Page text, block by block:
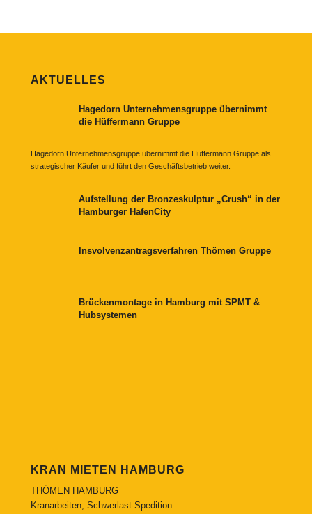
AKTUELLES
Hagedorn Unternehmensgruppe übernimmt
die Hüffermann Gruppe
Hagedorn Unternehmensgruppe übernimmt die Hüffermann Gruppe als
strategischer Käufer und führt den Geschäftsbetrieb weiter.
Aufstellung der Bronzeskulptur „Crush“ in der
Hamburger HafenCity
Insvolvenzantragsverfahren Thömen Gruppe
Brückenmontage in Hamburg mit SPMT &
Hubsystemen
KRAN MIETEN HAMBURG
THÖMEN HAMBURG
Kranarbeiten, Schwerlast-Spedition